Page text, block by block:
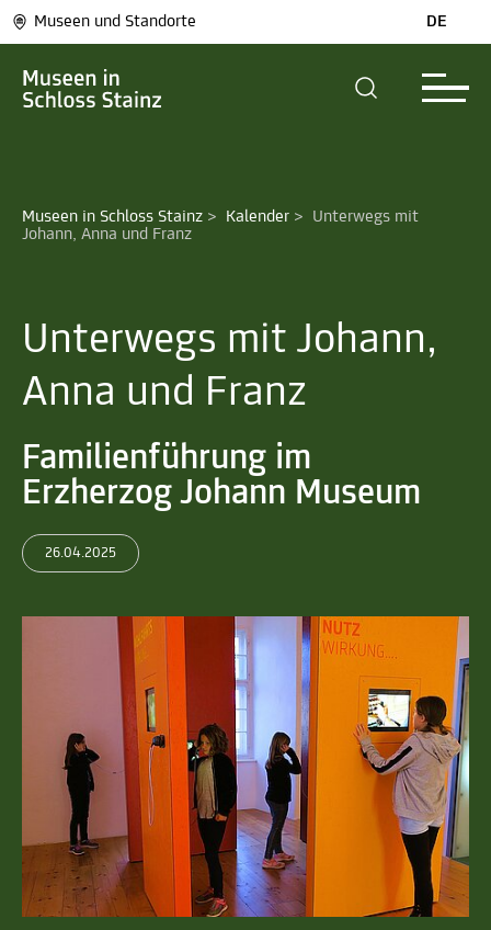
Museen und Standorte DE
Museen in Schloss Stainz > Kalender > Unterwegs mit
Johann, Anna und Franz
Unterwegs mit Johann,
Anna und Franz
Familienführung im
Erzherzog Johann Museum
26.04.2025